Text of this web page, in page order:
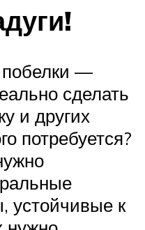
побелки —
сделать
и других
потребуется?
устойчивые к